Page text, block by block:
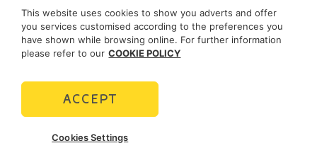
Società con unico socio
SOCIAL MEDIA
POLICIES
This website uses cookies to show you adverts and offer
you services customised according to the preferences you
have shown while browsing online. For further information
please refer to our COOKIE POLICY
Cookies Settings
ACCEPT